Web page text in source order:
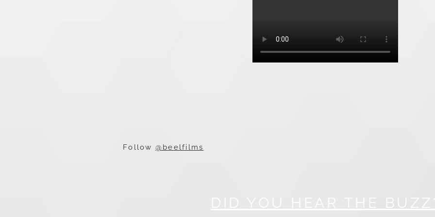
Follow @beelfilms
DID YOU HEAR THE